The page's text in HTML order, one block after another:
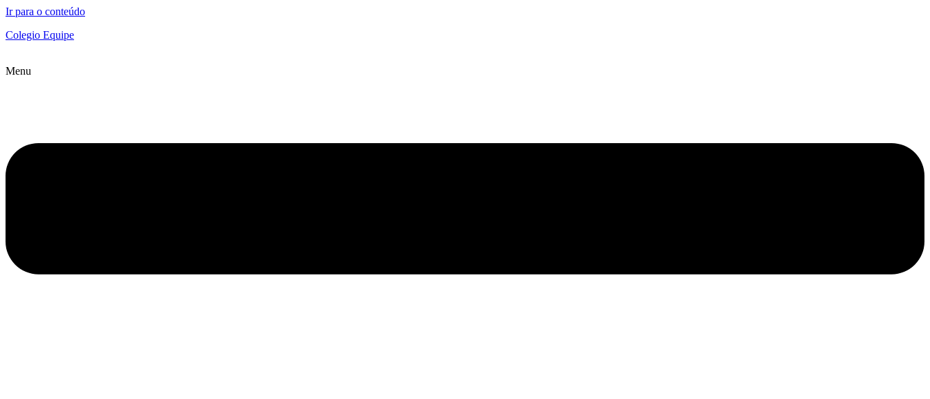
Ir para o conteúdo
Colegio Equipe
Menu